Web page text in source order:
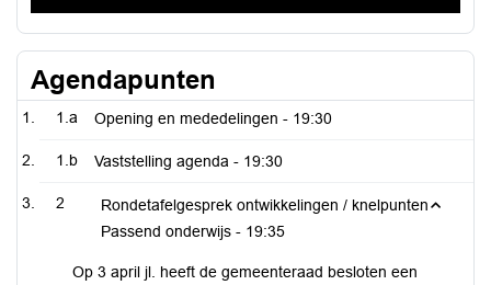
Agendapunten
1.a Opening en mededelingen - 19:30
1.b Vaststelling agenda - 19:30
2
Rondetafelgesprek ontwikkelingen / knelpunten
Passend onderwijs - 19:35
Op 3 april jl. heeft de gemeenteraad besloten een